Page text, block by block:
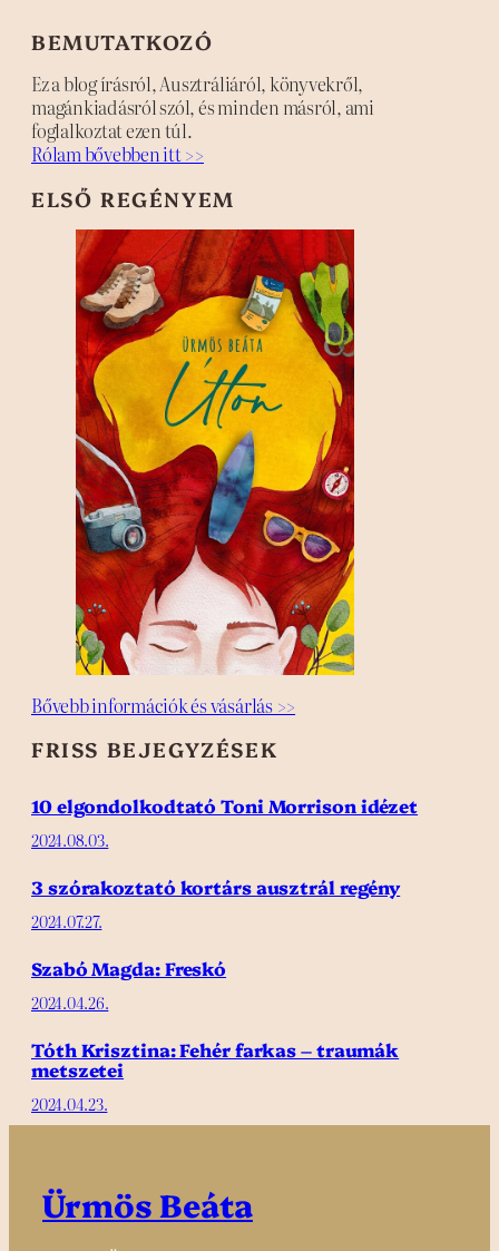
BEMUTATKOZÓ
Ez a blog írásról, Ausztráliáról, könyvekről,
magánkiadásról szól, és minden másról, ami
foglalkoztat ezen túl.
Rólam bővebben itt >>
ELSŐ REGÉNYEM
Bővebb információk és vásárlás >>
FRISS BEJEGYZÉSEK
10 elgondolkodtató Toni Morrison idézet
2024.08.03.
3 szórakoztató kortárs ausztrál regény
2024.07.27.
Szabó Magda: Freskó
2024.04.26.
Tóth Krisztina: Fehér farkas – traumák
metszetei
2024.04.23.
Ürmös Beáta